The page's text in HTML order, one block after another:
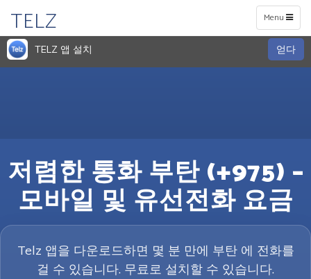
Toggle
navigation
Menu
TELZ
TELZ 앱 설치 얻다
저렴한 통화 부탄 (+975) –
모바일 및 유선전화 요금
Telz 앱을 다운로드하면 몇 분 만에 부탄 에 전화를
걸 수 있습니다. 무료로 설치할 수 있습니다.